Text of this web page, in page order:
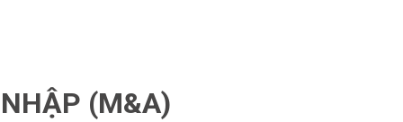
(M&A)